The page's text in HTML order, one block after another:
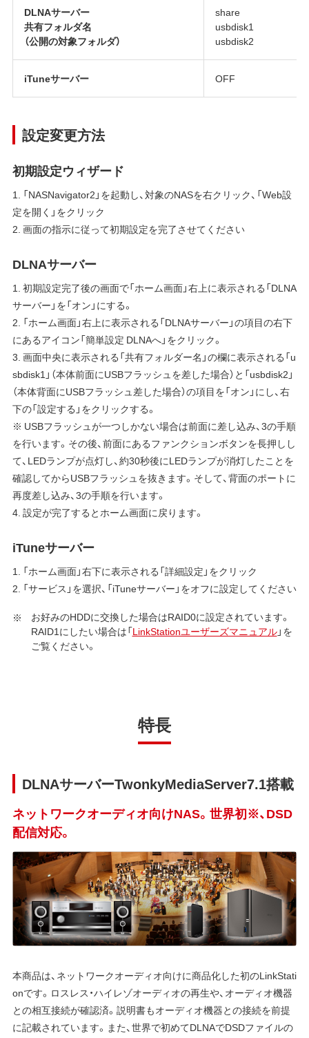
DLNAサーバー
共有フォルダ名
（公開の対象フォルダ）
share
usbdisk1
usbdisk2
iTuneサーバー OFF
設定変更方法
初期設定ウィザード
1. 「NASNavigator2」を起動し、対象のNASを右クリック、「Web設
定を開く」をクリック
2. 画面の指示に従って初期設定を完了させてください
DLNAサーバー
1. 初期設定完了後の画面で「ホーム画面」右上に表示される「DLNA
サーバー」を「オン」にする。
2. 「ホーム画面」右上に表示される「DLNAサーバー」の項目の右下
にあるアイコン「簡単設定 DLNAへ」をクリック。
3. 画面中央に表示される「共有フォルダー名」の欄に表示される「u
sbdisk1」（本体前面にUSBフラッシュを差した場合）と「usbdisk2」
（本体背面にUSBフラッシュ差した場合）の項目を「オン」にし、右
下の「設定する」をクリックする。
※ USBフラッシュが一つしかない場合は前面に差し込み、3の手順
を行います。その後、前面にあるファンクションボタンを長押しし
て、LEDランプが点灯し、約30秒後にLEDランプが消灯したことを
確認してからUSBフラッシュを抜きます。そして、背面のポートに
再度差し込み、3の手順を行います。
4. 設定が完了するとホーム画面に戻ります。
iTuneサーバー
1. 「ホーム画面」右下に表示される「詳細設定」をクリック
2. 「サービス」を選択、「iTuneサーバー」をオフに設定してください
お好みのHDDに交換した場合はRAID0に設定されています。
RAID1にしたい場合は「LinkStationユーザーズマニュアル」を
ご覧ください。
特長
DLNAサーバーTwonkyMediaServer7.1搭載
ネットワークオーディオ向けNAS。世界初※、DSD
配信対応。
本商品は、ネットワークオーディオ向けに商品化した初のLinkStati
onです。ロスレス・ハイレゾオーディオの再生や、オーディオ機器
との相互接続が確認済。説明書もオーディオ機器との接続を前提
に記載されています。また、世界で初めてDLNAでDSDファイルの